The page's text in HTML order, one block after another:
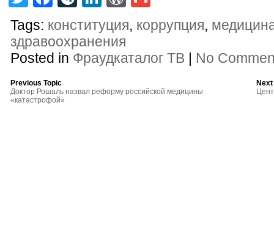
Tags: конституция, коррупция,
здравоохранения
Posted in Фраудкаталог ТВ | No
Previous Topic
Доктор Рошаль назвал реформу российской медицины
«катастрофой»